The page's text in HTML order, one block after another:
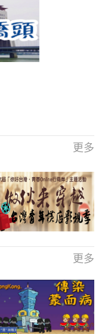
更多
更多